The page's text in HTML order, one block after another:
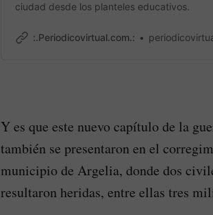
ciudad desde los planteles educativos.
:.Periodicovirtual.com.:
Y es que este nuevo capítulo de la
también se presentaron en el
municipio de Argelia, donde dos
resultaron heridas, entre ellas tres